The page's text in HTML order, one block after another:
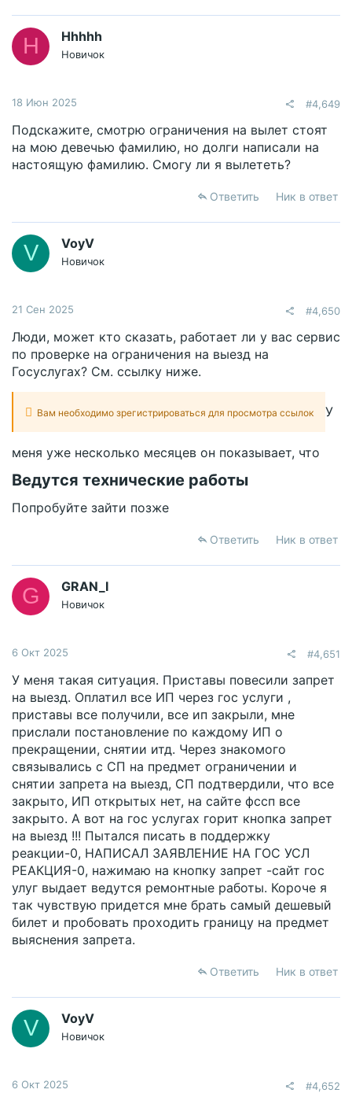
H Hhhhh
Новичок
18 Июн 2025 #4,649
Подскажите, смотрю ограничения на вылет стоят
на мою девечью фамилию, но долги написали на
настоящую фамилию. Смогу ли я вылететь?
Ответить Ник в ответ
V VoyV
Новичок
21 Сен 2025 #4,650
Люди, может кто сказать, работает ли у вас сервис
по проверке на ограничения на выезд на
Госуслугах? См. ссылку ниже.
Вам необходимо зрегистрироваться для просмотра ссылок У
меня уже несколько месяцев он показывает, что
Ведутся технические работы​
Попробуйте зайти позже
Ответить Ник в ответ
G GRAN_I
Новичок
6 Окт 2025 #4,651
У меня такая ситуация. Приставы повесили запрет
на выезд. Оплатил все ИП через гос услуги ,
приставы все получили, все ип закрыли, мне
прислали постановление по каждому ИП о
прекращении, снятии итд. Через знакомого
связывались с СП на предмет ограничении и
снятии запрета на выезд, СП подтвердили, что все
закрыто, ИП открытых нет, на сайте фссп все
закрыто. А вот на гос услугах горит кнопка запрет
на выезд !!! Пытался писать в поддержку
реакции-0, НАПИСАЛ ЗАЯВЛЕНИЕ НА ГОС УСЛ
РЕАКЦИЯ-0, нажимаю на кнопку запрет -сайт гос
улуг выдает ведутся ремонтные работы. Короче я
так чувствую придется мне брать самый дешевый
билет и пробовать проходить границу на предмет
выяснения запрета.
Ответить Ник в ответ
V VoyV
Новичок
6 Окт 2025 #4,652